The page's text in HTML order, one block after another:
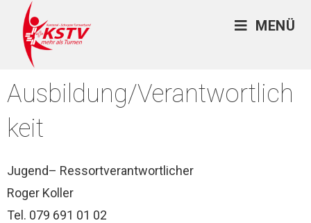
MENÜ
Ausbildung/Verantwortlich
keit
Jugend– Ressortverantwortlicher
Roger Koller
Tel. 079 691 01 02